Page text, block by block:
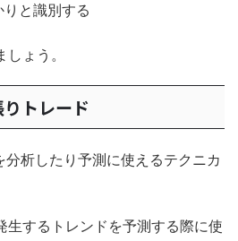
と識別する
ょう。
トレード
析したり予測に使えるテクニカ
生するトレンドを予測する際に使